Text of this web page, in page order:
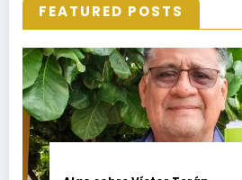
FEATURED POSTS